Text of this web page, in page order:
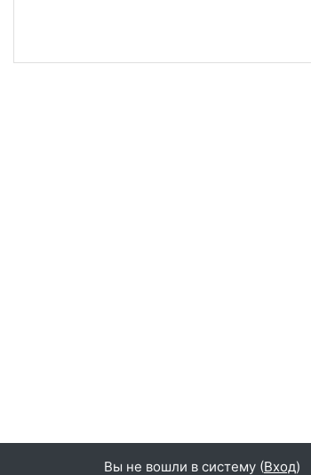
Вы не вошли в систему (Вход)